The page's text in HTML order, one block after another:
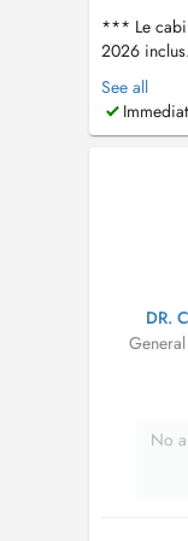
*** Le
2026
concernant
délai actuel
See all
DR.
No